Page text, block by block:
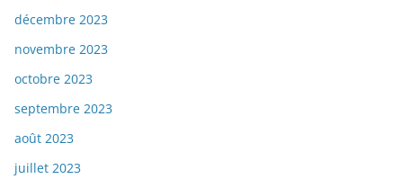
décembre 2023
novembre 2023
octobre 2023
septembre 2023
août 2023
juillet 2023